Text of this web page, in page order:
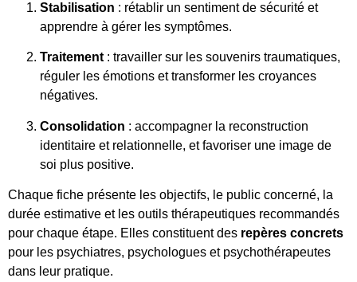
Stabilisation : rétablir un sentiment de sécurité et
apprendre à gérer les symptômes.
Traitement: travailler sur les souvenirs traumatiques,
réguler les émotions et transformer les croyances
négatives.
Consolidation : accompagner la reconstruction
identitaire et relationnelle, et favoriser une image de
soi plus positive.
Chaque fiche présente les objectifs, le public concerné, la
durée estimative et les outils thérapeutiques recommandés
pour chaque étape. Elles constituent des repères concrets
pour les psychiatres, psychologues et psychothérapeutes
dans leur pratique.